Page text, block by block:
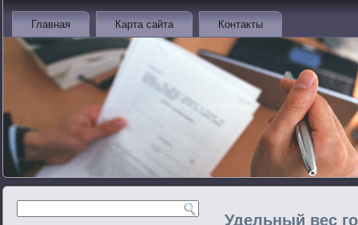
Главная Карта сайта Контакты
Удельный вес